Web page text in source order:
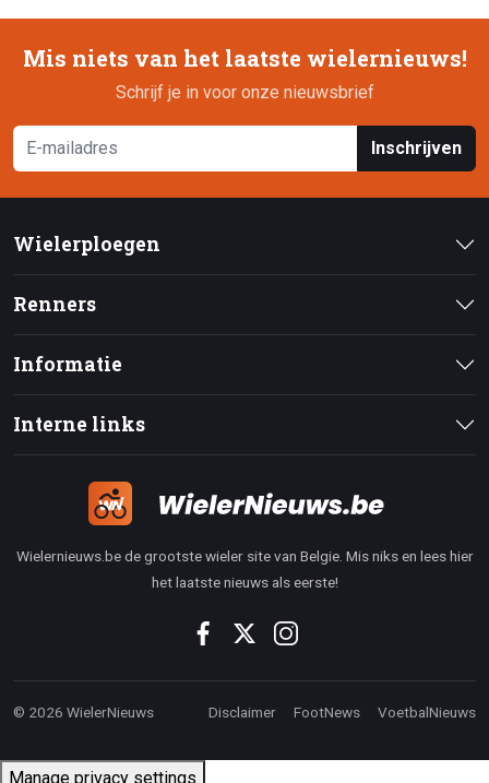
Mis niets van het laatste wielernieuws!
Schrijf je in voor onze nieuwsbrief
Inschrijven
Wielerploegen
Renners
Informatie
Interne links
Wielernieuws.be de grootste wieler site van Belgie. Mis niks en lees hier
het laatste nieuws als eerste!
© 2026 WielerNieuws Disclaimer FootNews VoetbalNieuws
Manage privacy settings